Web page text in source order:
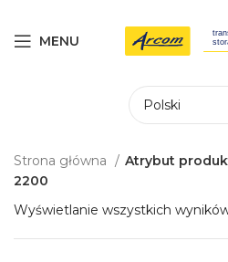
MENU
Strona główna
Atrybut
2200
Wyświetlanie wszystkich